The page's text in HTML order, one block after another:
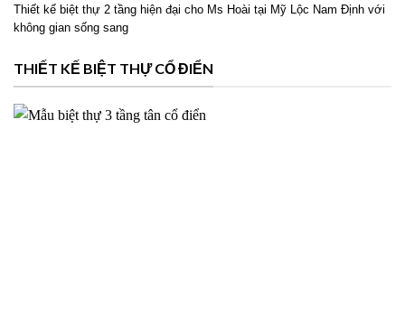
Thiết kế biệt thự 2 tầng hiện đại cho Ms Hoài tại Mỹ Lộc Nam Định với
không gian sống sang
THIẾT KẾ BIỆT THỰ CỔ ĐIỂN